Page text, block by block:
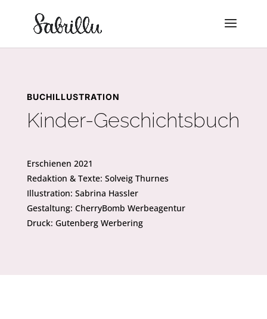
BUCHILLUSTRATION
Kinder-Geschichtsbuch
Erschienen 2021
Redaktion & Texte: Solveig Thurnes
Illustration: Sabrina Hassler
Gestaltung: CherryBomb Werbeagentur
Druck: Gutenberg Werbering